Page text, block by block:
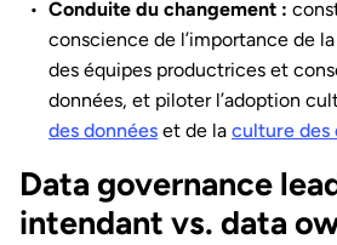
Conduite du changement :
conscience de l’importance de
des équipes productrices et
données, et piloter l’adoption
des données et de la culture des
Data governance
intendant vs. data